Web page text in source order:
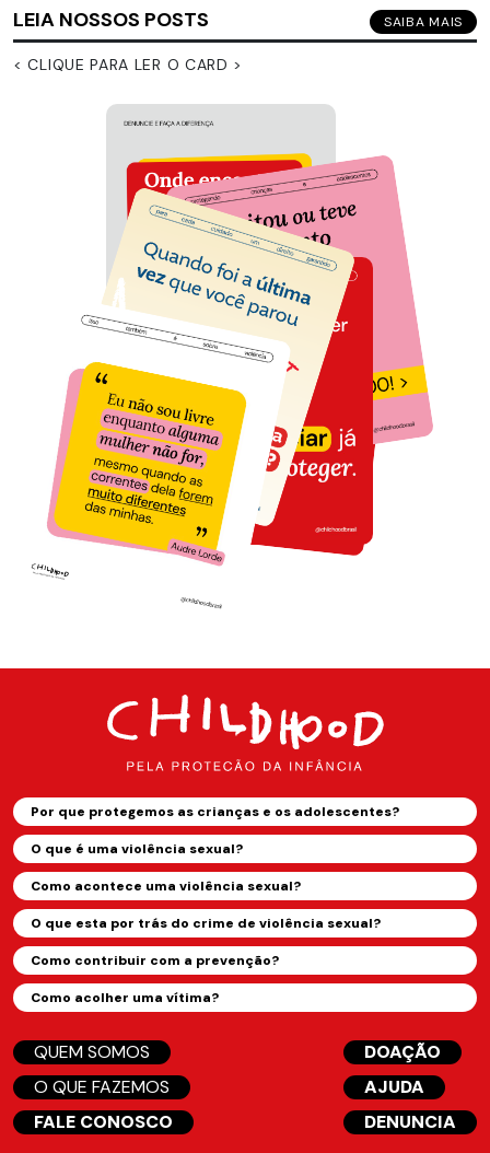
LEIA NOSSOS POSTS SAIBA MAIS
< CLIQUE PARA LER O CARD >
Por que protegemos as crianças e os adolescentes?
O que é uma violência sexual?
Como acontece uma violência sexual?
O que esta por trás do crime de violência sexual?
Como contribuir com a prevenção?
Como acolher uma vítima?
QUEM SOMOS
O QUE FAZEMOS
FALE CONOSCO
DOAÇÃO
AJUDA
DENUNCIA